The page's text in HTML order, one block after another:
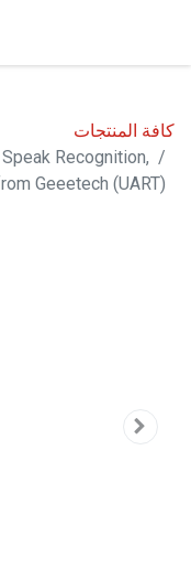
كافة المنتجات
Recognition,
Geeetech (UART)